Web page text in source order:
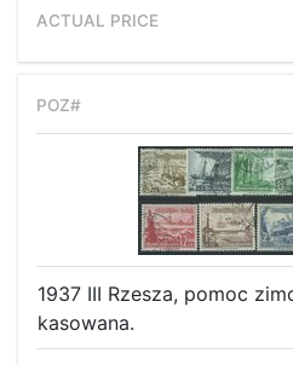
1937 III Rzesza, pomoc
kasowana.